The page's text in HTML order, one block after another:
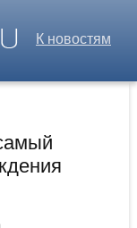
К новостям